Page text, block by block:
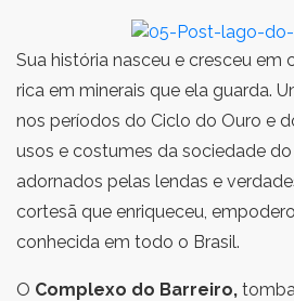
Sua história nasceu e cresceu em
rica em minerais que ela guarda.
nos períodos do Ciclo do Ouro e
usos e costumes da sociedade do
adornados pelas lendas e
cortesã que enriqueceu,
conhecida em todo o Brasil.
O Complexo do Barreiro,